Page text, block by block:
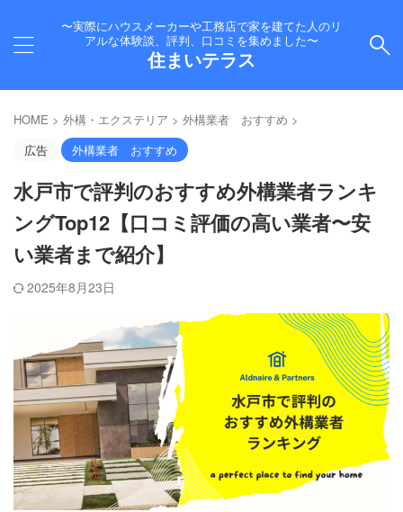
〜実際にハウスメーカーや工務店で家を建てた人のリ
アルな体験談、評判、口コミを集めました〜
住まいテラス
HOME > 外構・エクステリア > 外構業者 おすすめ >
広告
外構業者 おすすめ
水戸市で評判のおすすめ外構業者ランキ
ングTop12【口コミ評価の高い業者〜安
い業者まで紹介】
2025年8月23日